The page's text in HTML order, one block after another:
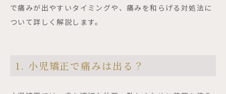
で痛みが出やすいタイミングや、痛みを和らげる対処法に
ついて詳しく解説します。
1. 小児矯正で痛みは出る？